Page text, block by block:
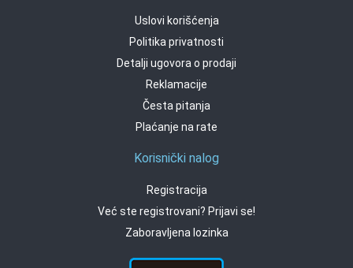
Uslovi korišćenja
Politika privatnosti
Detalji ugovora o prodaji
Reklamacije
Česta pitanja
Plaćanje na rate
Korisnički nalog
Registracija
Već ste registrovani? Prijavi se!
Zaboravljena lozinka